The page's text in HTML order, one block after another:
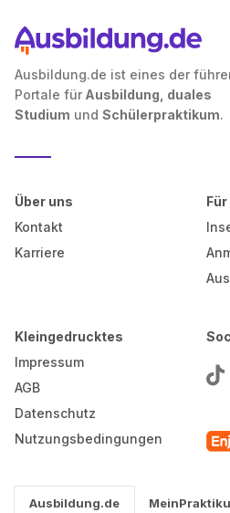
Ausbildung.de ist eines der
Portale für Ausbildung, duales
Studium und Schülerpraktikum.
Über uns
Kontakt
Karriere
Kleingedrucktes
Impressum
AGB
Datenschutz
Nutzungsbedingungen
Ausbildung.de